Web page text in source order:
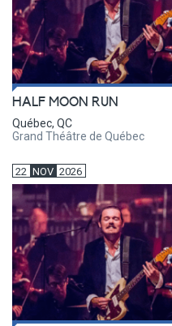
HALF MOON RUN
Québec, QC
Grand Théâtre de Québec
22 NOV 2026